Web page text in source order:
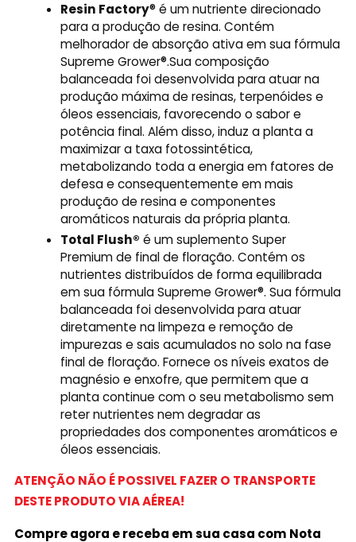
Resin Factory® é um nutriente direcionado
para a produção de resina. Contém
melhorador de absorção ativa em sua fórmula
Supreme Grower®.Sua composição
balanceada foi desenvolvida para atuar na
produção máxima de resinas, terpenóides e
óleos essenciais, favorecendo o sabor e
potência final. Além disso, induz a planta a
maximizar a taxa fotossintética,
metabolizando toda a energia em fatores de
defesa e consequentemente em mais
produção de resina e componentes
aromáticos naturais da própria planta.
Total Flush® é um suplemento Super
Premium de final de floração. Contém os
nutrientes distribuídos de forma equilibrada
em sua fórmula Supreme Grower®. Sua fórmula
balanceada foi desenvolvida para atuar
diretamente na limpeza e remoção de
impurezas e sais acumulados no solo na fase
final de floração. Fornece os níveis exatos de
magnésio e enxofre, que permitem que a
planta continue com o seu metabolismo sem
reter nutrientes nem degradar as
propriedades dos componentes aromáticos e
óleos essenciais.
ATENÇÃO NÃO É POSSIVEL FAZER O TRANSPORTE
DESTE PRODUTO VIA AÉREA!
Compre agora e receba em sua casa com Nota